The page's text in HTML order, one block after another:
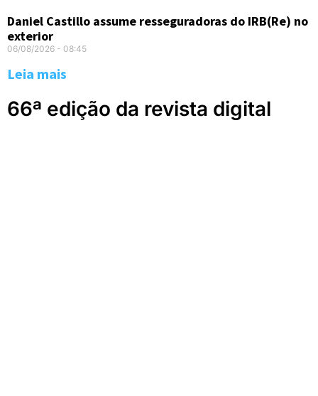
Daniel Castillo assume resseguradoras do IRB(Re) no
exterior
06/08/2026 08:45
Leia mais
66ª edição da revista digital